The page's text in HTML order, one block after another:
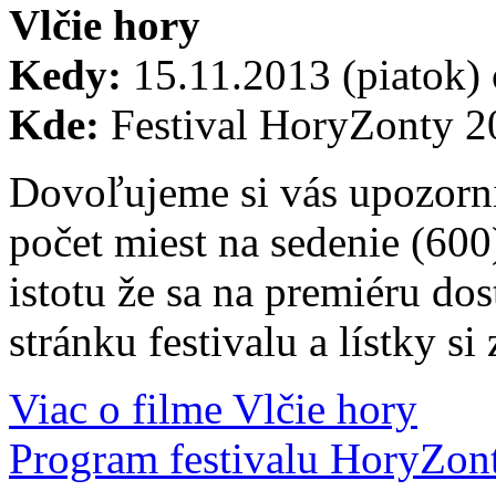
Vlčie hory
Kedy: 15.11.2013 (piatok)
Kde: Festival HoryZonty
Dovoľujeme si vás
počet miest na sedenie
istotu že sa na premiéru
stránku festivalu a lístky
Viac o filme Vlčie hory
Program festivalu